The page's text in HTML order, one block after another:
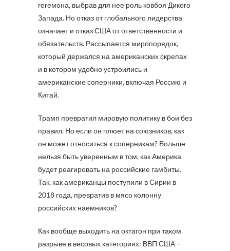
гегемона, выбрав для нее роль ковбоя Дикого
Запада. Но отказ от глобального лидерства
означает и отказ США от ответственности и
обязательств. Рассыпается миропорядок,
который держался на американских скрепах
и в котором удобно устроились и
американские соперники, включая Россию и
Китай.
Трамп превратил мировую политику в бои без
правил. Но если он плюет на союзников, как
он может относиться к соперникам? Больше
нельзя быть уверенным в том, как Америка
будет реагировать на российские гамбиты.
Так, как американцы поступили в Сирии в
2018 года, превратив в мясо колонну
российских наемников?
Как вообще выходить на октагон при таком
разрыве в весовых категориях: ВВП США –